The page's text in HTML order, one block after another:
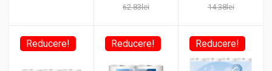
62.83lei 14.38lei
Reducere! Reducere! Reducere!